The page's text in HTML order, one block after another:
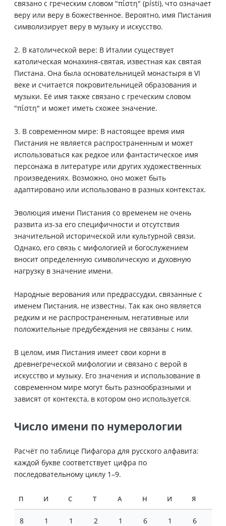
связано с греческим словом "πίστη" (písti), что означает
веру или веру в божественное. Вероятно, имя Пистания
символизирует веру в музыку и искусство.
2. В католической вере: В Италии существует
католическая монахиня-святая, известная как святая
Пистана. Она была основательницей монастыря в VI
веке и считается покровительницей образования и
музыки. Её имя также связано с греческим словом
"πίστη" и может иметь схожее значение.
3. В современном мире: В настоящее время имя
Пистания не является распространенным и может
использоваться как редкое или фантастическое имя
персонажа в литературе или других художественных
произведениях. Возможно, оно может быть
адаптировано или использовано в разных контекстах.
Эволюция имени Пистания со временем не очень
развита из-за его специфичности и отсутствия
значительной исторической или культурной связи.
Однако, его связь с мифологией и богослужением
вносит определенную символическую и духовную
нагрузку в значение имени.
Народные верования или предрассудки, связанные с
именем Пистания, не известны. Так как оно является
редким и не распространенным, негативные или
положительные предубеждения не связаны с ним.
В целом, имя Пистания имеет свои корни в
древнегреческой мифологии и связано с верой в
искусство и музыку. Его значения и использование в
современном мире могут быть разнообразными и
зависят от контекста, в котором оно используется.
Число имени по нумерологии
Расчёт по таблице Пифагора для русского алфавита:
каждой букве соответствует цифра по
последовательному циклу 1–9.
П И С Т А Н И Я
8 1 1 2 1 6 1 6